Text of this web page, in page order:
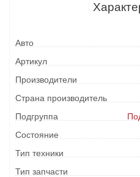
Авто
Артикул
Производители
Страна производитель
Подгруппа
Состояние
Тип техники
Тип запчасти